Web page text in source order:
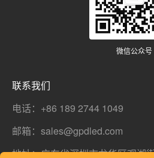
微信公众号
联系我们
电话：+86 189 2744 1049
邮箱：sales@gpdled.com
地址：广东省深圳市龙华区观湖